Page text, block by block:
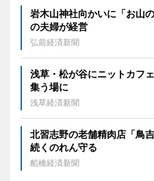
岩木山神社向かいに「お山
の夫婦が経営
弘前経済新聞
浅草・松が谷にニットカ
集う場に
浅草経済新聞
北習志野の老舗精肉店「鳥
続くのれん守る
船橋経済新聞